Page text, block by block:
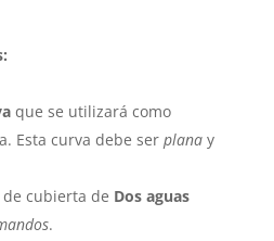
que se utilizará como
Esta curva debe ser planay
cubierta de Dos aguas
.